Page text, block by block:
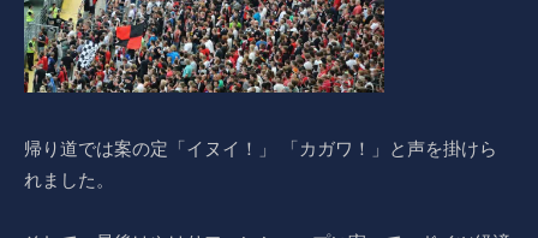
帰り道では案の定「イヌイ！」 「カガワ！」と声を掛けら
れました。